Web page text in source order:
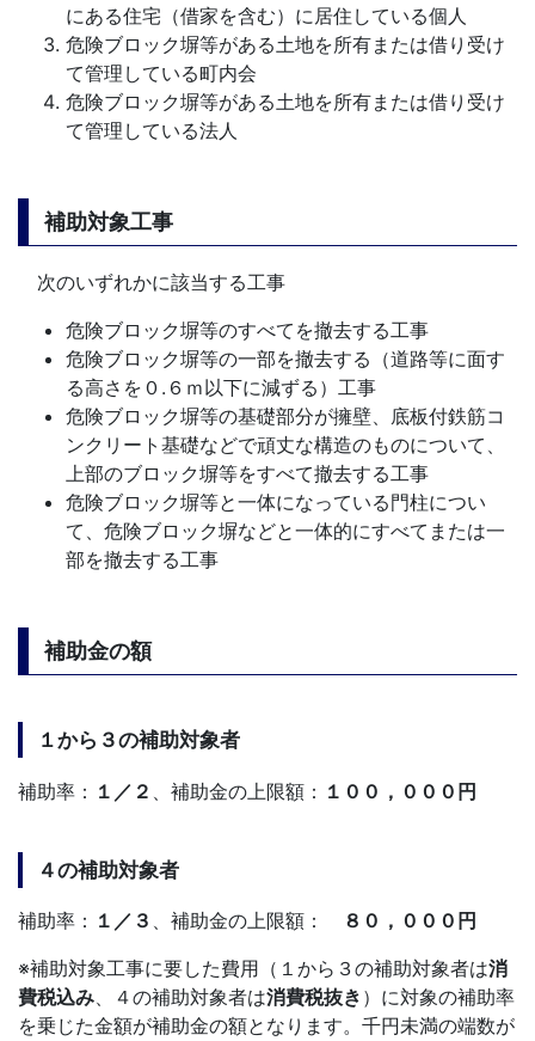
にある住宅（借家を含む）に居住している個人
危険ブロック塀等がある土地を所有または借り受け
て管理している町内会
危険ブロック塀等がある土地を所有または借り受け
て管理している法人
補助対象工事
次のいずれかに該当する工事
危険ブロック塀等のすべてを撤去する工事
危険ブロック塀等の一部を撤去する（道路等に面す
る高さを０.６ｍ以下に減ずる）工事
危険ブロック塀等の基礎部分が擁壁、底板付鉄筋コ
ンクリート基礎などで頑丈な構造のものについて、
上部のブロック塀等をすべて撤去する工事
危険ブロック塀等と一体になっている門柱につい
て、危険ブロック塀などと一体的にすべてまたは一
部を撤去する工事
補助金の額
１から３の補助対象者
補助率： １／２ 、補助金の上限額： １００，０００円
４の補助対象者
補助率： １／３ 、補助金の上限額：
８０，０００円
※補助対象工事に要した費用（１から３の補助対象者は消
費税込み、４の補助対象者は消費税抜き ）に対象の補助率
を乗じた金額が補助金の額となります。千円未満の端数が